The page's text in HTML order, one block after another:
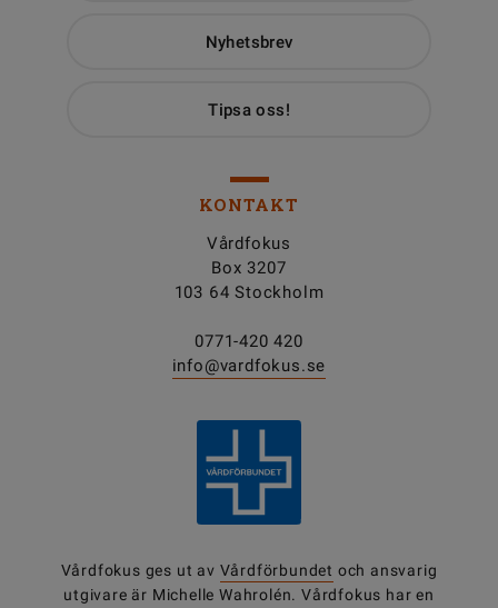
Nyhetsbrev
Tipsa oss!
KONTAKT
Vårdfokus
Box 3207
103 64 Stockholm
0771-420 420
info@vardfokus.se
Vårdfokus ges ut av Vårdförbundet och ansvarig
utgivare är Michelle Wahrolén. Vårdfokus har en